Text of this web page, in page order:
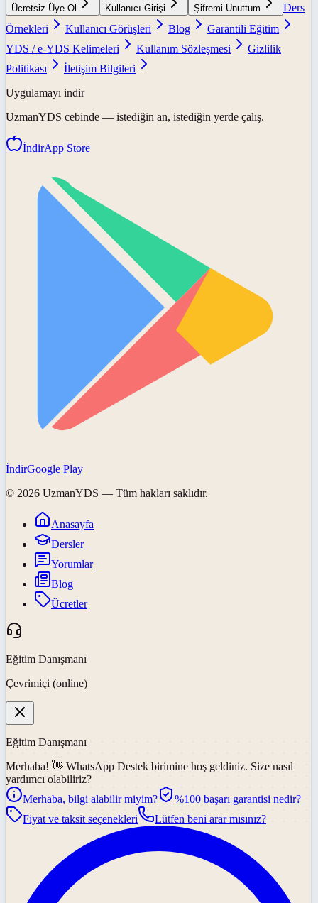
Ücretsiz Üye Ol Kullanıcı Girişi Şifremi Unuttum
Ders
Örnekleri
Kullanıcı Görüşleri Blog
Garantili Eğitim
YDS / e-YDS Kelimeleri
Kullanım Sözleşmesi
Gizlilik
Politikası
İletişim Bilgileri
Uygulamayı indir
UzmanYDS cebinde — istediğin an, istediğin yerde çalış.
İndirApp Store
İndirGoogle Play
© 2026 UzmanYDS — Tüm hakları saklıdır.
Anasayfa
Dersler
Yorumlar
Blog
Ücretler
Eğitim Danışmanı
Çevrimiçi (online)
Eğitim Danışmanı
Merhaba! 👋 WhatsApp Destek birimine hoş geldiniz. Size nasıl
yardımcı olabiliriz?
Merhaba, bilgi alabilir miyim?
%100 başarı garantisi nedir?
Fiyat ve taksit seçenekleri
Lütfen beni arar mısınız?